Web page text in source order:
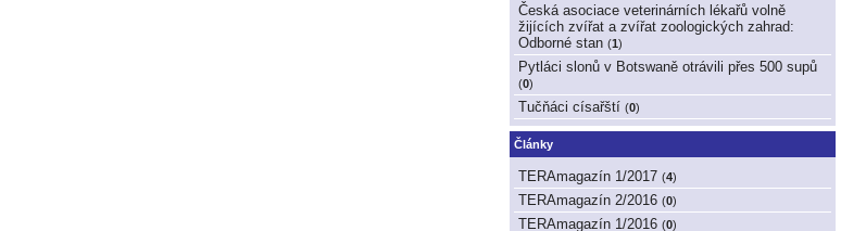
Česká asociace veterinárních lékařů volně
žijících zvířat a zvířat zoologických zahrad:
Odborné stan (1)
Pytláci slonů v Botswaně otrávili přes 500 supů
(0)
Tučňáci císařští (0)
Články
TERAmagazín 1/2017 (4)
TERAmagazín 2/2016 (0)
TERAmagazín 1/2016 (0)